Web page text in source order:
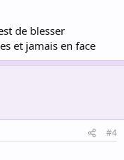
de blesser
et jamais en face
#4